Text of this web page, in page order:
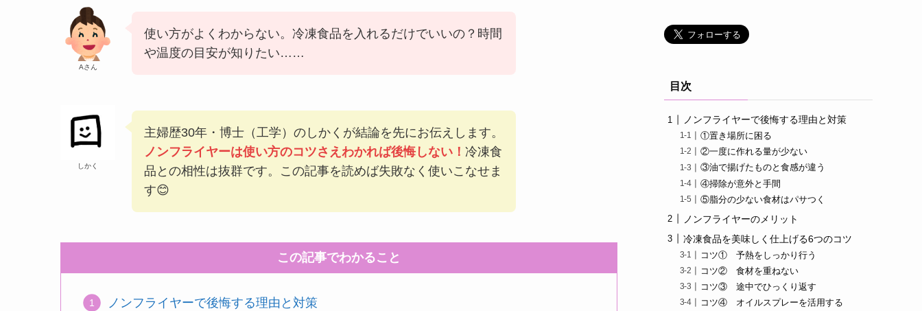
Aさん
使い方がよくわからない。冷凍食品を入れるだけでいいの？時間
や温度の目安が知りたい……
しかく
主婦歴30年・博士（工学）のしかくが結論を先にお伝えします。
ノンフライヤーは使い方のコツさえわかれば後悔しない！ 冷凍食
品との相性は抜群です。この記事を読めば失敗なく使いこなせま
す😊
この記事でわかること
ノンフライヤーで後悔する理由と対策
目次
ノンフライヤーで後悔する理由と対策
①置き場所に困る
②一度に作れる量が少ない
③油で揚げたものと食感が違う
④掃除が意外と手間
⑤脂分の少ない食材はパサつく
ノンフライヤーのメリット
冷凍食品を美味しく仕上げる6つのコツ
コツ① 予熱をしっかり行う
コツ② 食材を重ねない
コツ③ 途中でひっくり返す
コツ④ オイルスプレーを活用する